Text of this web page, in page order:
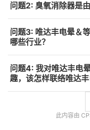
问题2: 臭氧消除器是
问题3: 唯达丰电晕＆
哪些行业？
问题4: 我对唯达丰电
趣，该怎样联络唯达
此内容由